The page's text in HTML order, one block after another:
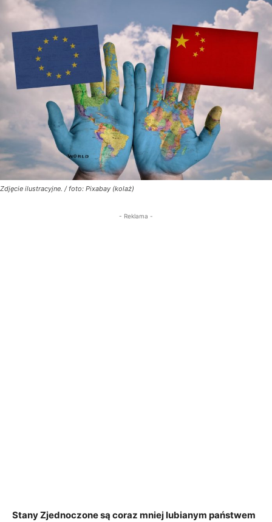
Zdjęcie ilustracyjne. / foto: Pixabay (kolaż)
- Reklama -
Stany Zjednoczone są coraz mniej lubianym państwem